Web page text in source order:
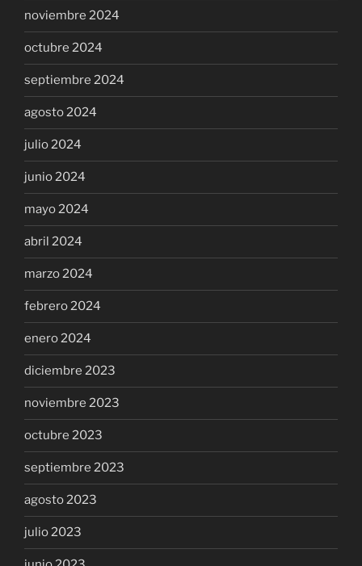
noviembre 2024
octubre 2024
septiembre 2024
agosto 2024
julio 2024
junio 2024
mayo 2024
abril 2024
marzo 2024
febrero 2024
enero 2024
diciembre 2023
noviembre 2023
octubre 2023
septiembre 2023
agosto 2023
julio 2023